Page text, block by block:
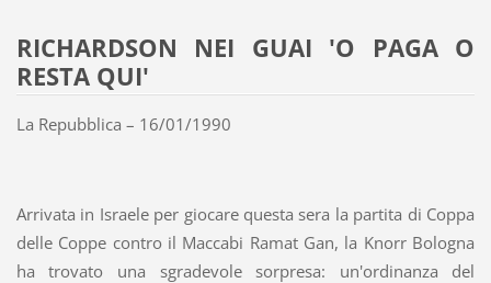
RICHARDSON NEI GUAI 'O PAGA O
RESTA QUI'
La Repubblica – 16/01/1990
Arrivata in Israele per giocare questa sera la partita di Coppa
delle Coppe contro il Maccabi Ramat Gan, la Knorr Bologna
ha trovato una sgradevole sorpresa: un'ordinanza del